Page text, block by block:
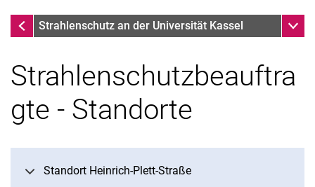
Suchen (öffnet externen Link in einem
Strahlenschutzbeauftragte und Organisation des
Strahlenschutz an der Universität Kassel
Strahlenschutzbeauftragte und Organisation des Strahlenschutzes
Standortauflistung der Strahlenschutzbeauftragten
Strahlenschutzbeauftra
gte - Standorte
Standort Heinrich-Plett-Straße